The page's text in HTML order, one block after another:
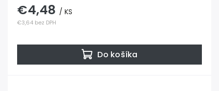
€3,64 bez DPH
€4,48 / KS
Do košíka